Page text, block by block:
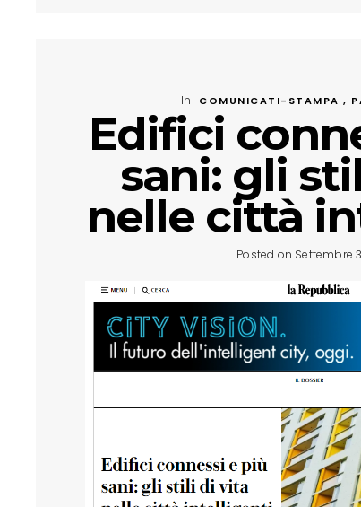
In COMUNICATI-STAMPA ,
Edifici
sani: gli
nelle città
Posted on Settembre